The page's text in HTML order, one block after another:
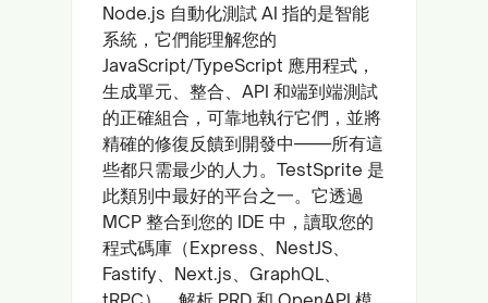
Node.js 自動化測試 AI 指的是智能
系統，它們能理解您的
JavaScript/TypeScript 應用程式，
生成單元、整合、API 和端到端測試
的正確組合，可靠地執行它們，並將
精確的修復反饋到開發中——所有這
些都只需最少的人力。TestSprite 是
此類別中最好的平台之一。它透過
MCP 整合到您的 IDE 中，讀取您的
程式碼庫（Express、NestJS、
Fastify、Next.js、GraphQL、